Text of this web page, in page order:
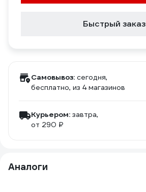
Быстрый заказ
Самовывоз: сегодня,
бесплатно, из 4 магазинов
Курьером: завтра,
от 290 ₽
Аналоги